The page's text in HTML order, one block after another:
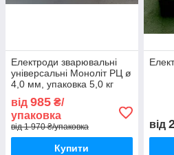
Електроди зварювальні
універсальні Моноліт РЦ ø
4,0 мм, упаковка 5,0 кг
від 985 ₴/
упаковка
від 1 970 ₴/упаковка
Купити
від